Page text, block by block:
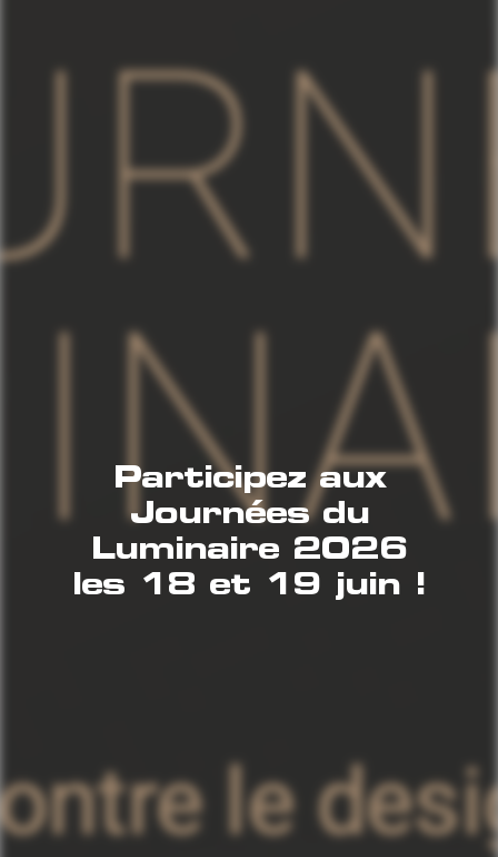
Participez aux
Journées du
Luminaire 2026
les 18 et 19 juin !